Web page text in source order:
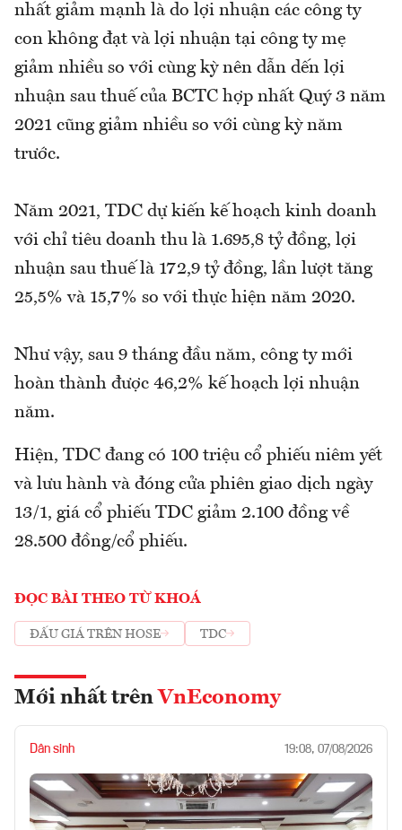
nhất giảm mạnh là do lợi nhuận các công ty
con không đạt và lợi nhuận tại công ty mẹ
giảm nhiều so với cùng kỳ nên dẫn dến lợi
nhuận sau thuế của BCTC hợp nhất Quý 3 năm
2021 cũng giảm nhiều so với cùng kỳ năm
trước.
Năm 2021, TDC dự kiến kế hoạch kinh doanh
với chỉ tiêu doanh thu là 1.695,8 tỷ đồng, lợi
nhuận sau thuế là 172,9 tỷ đồng, lần lượt tăng
25,5% và 15,7% so với thực hiện năm 2020.
Như vậy, sau 9 tháng đầu năm, công ty mới
hoàn thành được 46,2% kế hoạch lợi nhuận
năm.
Hiện, TDC đang có 100 triệu cổ phiếu niêm yết
và lưu hành và đóng cửa phiên giao dịch ngày
13/1, giá cổ phiếu TDC giảm 2.100 đồng về
28.500 đồng/cổ phiếu.
ĐỌC BÀI THEO TỪ KHOÁ
ĐẤU GIÁ TRÊN HOSE TDC
Mới nhất trên VnEconomy
Dân sinh 19:08, 07/08/2026